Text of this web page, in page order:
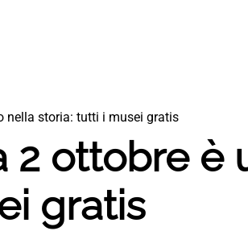
nella storia: tutti i musei gratis
2 ottobre è
gratis